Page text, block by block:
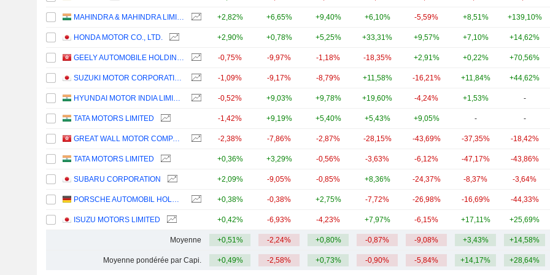
MAHINDRA & MAHINDRA LIMITED +2,82% +6,65% +9,40% +6,10% -5,59% +8,51% +139,10%
HONDA MOTOR CO., LTD. +2,90% +0,78% +5,25% +33,31% +9,57% +7,10% +14,62%
GEELY AUTOMOBILE HOLDINGS LIMITED -0,75% -9,97% -1,18% -18,35% +2,91% +0,22% +70,56%
SUZUKI MOTOR CORPORATION -1,09% -9,17% -8,79% +11,58% -16,21% +11,84% +44,62%
HYUNDAI MOTOR INDIA LIMITED -0,52% +9,03% +9,78% +19,60% -4,24% +1,53% -
TATA MOTORS LIMITED -1,42% +9,19% +5,40% +5,43% +9,05% - -
GREAT WALL MOTOR COMPANY LIMITED -2,38% -7,86% -2,87% -28,15% -43,69% -37,35% -18,42%
TATA MOTORS LIMITED +0,36% +3,29% -0,56% -3,63% -6,12% -47,17% -43,86%
SUBARU CORPORATION +2,09% -9,05% -0,85% +8,36% -24,37% -8,37% -3,64%
PORSCHE AUTOMOBIL HOLDING SE +0,38% -0,38% +2,75% -7,72% -26,98% -16,69% -44,33%
ISUZU MOTORS LIMITED +0,42% -6,93% -4,23% +7,97% -6,15% +17,11% +25,69%
Moyenne +0,51% -2,24% +0,80% -0,87% -9,08% +3,43% +14,58%
Moyenne pondérée par Capi. +0,49% -2,58% +0,73% -0,90% -5,84% +14,17% +28,64%